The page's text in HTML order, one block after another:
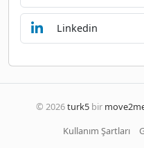
Linkedin
© 2026turk5 bir
Kullanım Şartları